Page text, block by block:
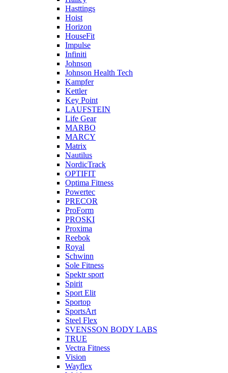
Hasttings
Hoist
Horizon
HouseFit
Impulse
Infiniti
Johnson
Johnson Health Tech
Kampfer
Kettler
Key Point
LAUFSTEIN
Life Gear
MARBO
MARCY
Matrix
Nautilus
NordicTrack
OPTIFIT
Optima Fitness
Powertec
PRECOR
ProForm
PROSKI
Proxima
Reebok
Royal
Schwinn
Sole Fitness
Spektr sport
Spirit
Sport Elit
Sportop
SportsArt
Steel Flex
SVENSSON BODY LABS
TRUE
Vectra Fitness
Vision
Wayflex